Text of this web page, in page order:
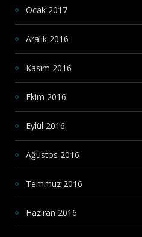
Ocak 2017
Aralık 2016
Kasım 2016
Ekim 2016
Eylül 2016
Ağustos 2016
Temmuz 2016
Haziran 2016